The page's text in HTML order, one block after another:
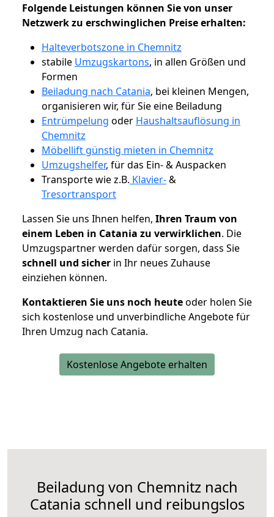
Folgende Leistungen können Sie von unser
Netzwerk zu erschwinglichen Preise erhalten:
Halteverbotszone in Chemnitz
stabile Umzugskartons, in allen Größen und
Formen
Beiladung nach Catania, bei kleinen Mengen,
organisieren wir, für Sie eine Beiladung
Entrümpelung oder Haushaltsauflösung in
Chemnitz
Möbellift günstig mieten in Chemnitz
Umzugshelfer, für das Ein- & Auspacken
Transporte wie z.B. Klavier-&
Tresortransport
Lassen Sie uns Ihnen helfen, Ihren Traum von
einem Leben in Catania zu verwirklichen. Die
Umzugspartner werden dafür sorgen, dass Sie
schnell und sicher in Ihr neues Zuhause
einziehen können.
Kontaktieren Sie uns noch heuteoder holen Sie
sich kostenlose und unverbindliche Angebote für
Ihren Umzug nach Catania.
Kostenlose Angebote erhalten
Beiladung von Chemnitz nach
Catania schnell und reibungslos